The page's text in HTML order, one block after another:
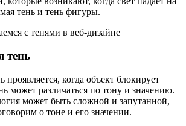
тень и тень фигуры.
тень
проявляется, когда объект блокирует
может различаться по тону и значению.
может быть сложной и запутанной,
о тоне и его значении.